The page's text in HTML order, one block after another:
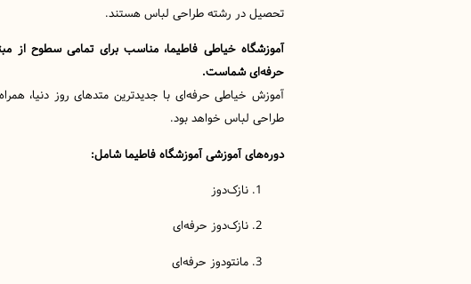
تحصیل در رشته طراحی لباس هستند.
آموزشگاه خیاطی فاطیما، مناسب برای تمامی سطوح از
حرفه‌ای شماست.
آموزش خیاطی حرفه‌ای با جدیدترین متدهای روز دنیا،
طراحی لباس خواهد بود.
دوره‌های آموزشی آموزشگاه فاطیما شامل:
نازک‌دوز
نازک‌دوز حرفه‌ای
مانتودوز حرفه‌ای